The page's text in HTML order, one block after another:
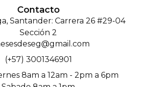
Contacto
Santander: Carrera 26 #29-04
Sección 2
(+57) 3001346901
8am a 12am - 2pm a 6pm